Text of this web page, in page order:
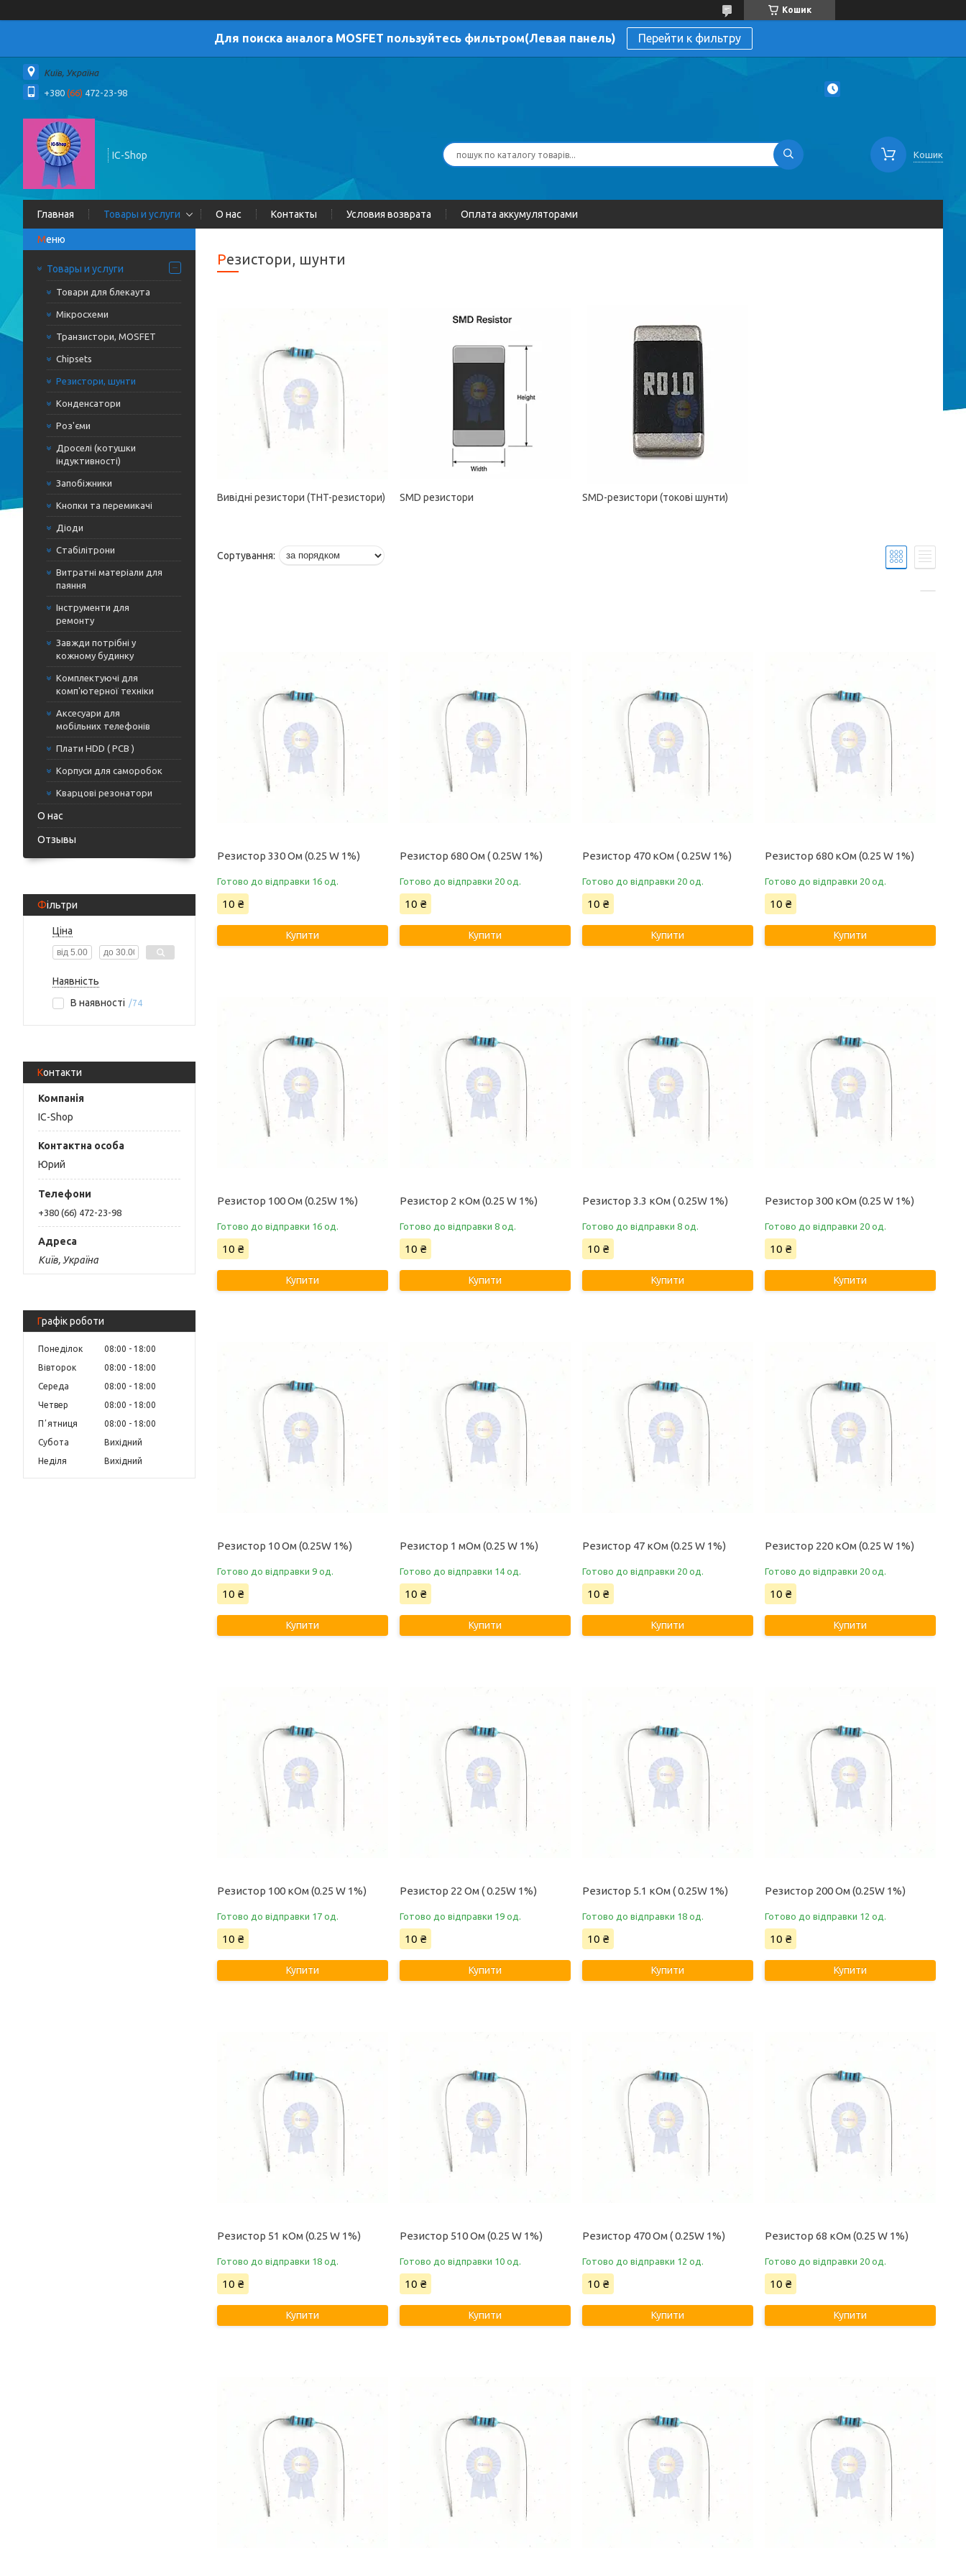
Кошик
Для поиска аналога MOSFET пользуйтесь фильтром(Левая панель) Перейти к фильтру
Київ, Україна
+380 (66) 472-23-98
IC-Shop Кошик
Главная Товары и услуги О нас Контакты Условия возврата Оплата аккумуляторами
Товары и услуги
Товари для блекаута
Мікросхеми
Транзистори, MOSFET
Chipsets
Резистори, шунти
Конденсатори
Роз'єми
Дроселі (котушки
індуктивності)
Запобіжники
Кнопки та перемикачі
Діоди
Стабілітрони
Витратні матеріали для
паяння
Інструменти для
ремонту
Завжди потрібні у
кожному будинку
Комплектуючі для
комп'ютерної техніки
Аксесуари для
мобільних телефонів
Плати HDD ( PCB )
Корпуси для саморобок
Кварцові резонатори
О нас
Отзывы
Фільтри
Ціна
Наявність
В наявності
74
Контакти
IC-Shop
Юрий
+380 (66) 472-23-98
Київ, Україна
Графік роботи
Понеділок 08:00
18:00
Вівторок
08:00
18:00
Середа
08:00
18:00
Четвер
08:00
18:00
Пʼятниця
08:00
18:00
Субота
Вихідний
Неділя
Вихідний
Резистори, шунти
Вивідні резистори (THT-резистори) SMD резистори SMD-резистори (токові шунти)
Резистор 330 Ом (0.25 W 1%)
Готово до відправки 16 од.
10 ₴
Купити
Резистор 680 Ом ( 0.25W 1%)
Готово до відправки 20 од.
10 ₴
Купити
Резистор 470 кОм ( 0.25W 1%)
Готово до відправки 20 од.
10 ₴
Купити
Резистор 680 кОм (0.25 W 1%)
Готово до відправки 20 од.
10 ₴
Купити
Резистор 100 Ом (0.25W 1%)
Готово до відправки 16 од.
10 ₴
Купити
Резистор 2 кОм (0.25 W 1%)
Готово до відправки 8 од.
10 ₴
Купити
Резистор 3.3 кОм ( 0.25W 1%)
Готово до відправки 8 од.
10 ₴
Купити
Резистор 300 кОм (0.25 W 1%)
Готово до відправки 20 од.
10 ₴
Купити
Резистор 10 Ом (0.25W 1%)
Готово до відправки 9 од.
10 ₴
Купити
Резистор 1 мОм (0.25 W 1%)
Готово до відправки 14 од.
10 ₴
Купити
Резистор 47 кОм (0.25 W 1%)
Готово до відправки 20 од.
10 ₴
Купити
Резистор 220 кОм (0.25 W 1%)
Готово до відправки 20 од.
10 ₴
Купити
Резистор 100 кОм (0.25 W 1%)
Готово до відправки 17 од.
10 ₴
Купити
Резистор 22 Ом ( 0.25W 1%)
Готово до відправки 19 од.
10 ₴
Купити
Резистор 5.1 кОм ( 0.25W 1%)
Готово до відправки 18 од.
10 ₴
Купити
Резистор 200 Ом (0.25W 1%)
Готово до відправки 12 од.
10 ₴
Купити
Резистор 51 кОм (0.25 W 1%)
Готово до відправки 18 од.
10 ₴
Купити
Резистор 510 Ом (0.25 W 1%)
Готово до відправки 10 од.
10 ₴
Купити
Резистор 470 Ом ( 0.25W 1%)
Готово до відправки 12 од.
10 ₴
Купити
Резистор 68 кОм (0.25 W 1%)
Готово до відправки 20 од.
10 ₴
Купити